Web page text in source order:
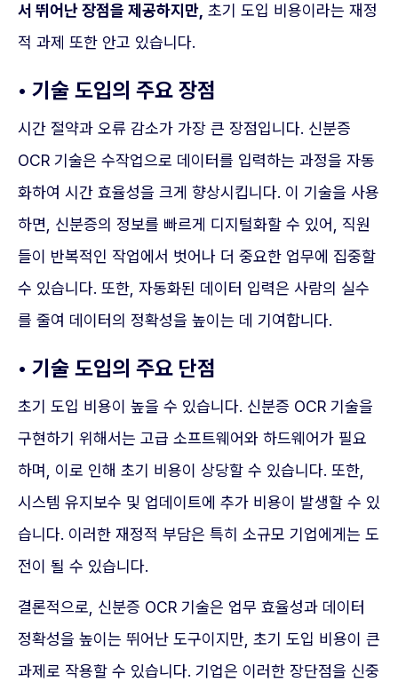
서 뛰어난 장점을 제공하지만, 초기 도입 비용이라는 재정
적 과제 또한 안고 있습니다.
• 기술 도입의 주요 장점
시간 절약과 오류 감소가 가장 큰 장점입니다. 신분증
OCR 기술은 수작업으로 데이터를 입력하는 과정을 자동
화하여 시간 효율성을 크게 향상시킵니다. 이 기술을 사용
하면, 신분증의 정보를 빠르게 디지털화할 수 있어, 직원
들이 반복적인 작업에서 벗어나 더 중요한 업무에 집중할
수 있습니다. 또한, 자동화된 데이터 입력은 사람의 실수
를 줄여 데이터의 정확성을 높이는 데 기여합니다.
• 기술 도입의 주요 단점
초기 도입 비용이 높을 수 있습니다. 신분증 OCR 기술을
구현하기 위해서는 고급 소프트웨어와 하드웨어가 필요
하며, 이로 인해 초기 비용이 상당할 수 있습니다. 또한,
시스템 유지보수 및 업데이트에 추가 비용이 발생할 수 있
습니다. 이러한 재정적 부담은 특히 소규모 기업에게는 도
전이 될 수 있습니다.
결론적으로, 신분증 OCR 기술은 업무 효율성과 데이터
정확성을 높이는 뛰어난 도구이지만, 초기 도입 비용이 큰
과제로 작용할 수 있습니다. 기업은 이러한 장단점을 신중